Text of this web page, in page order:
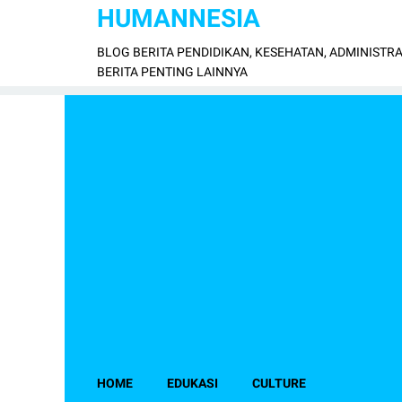
HUMANNESIA
BLOG BERITA PENDIDIKAN, KESEHATAN,
BERITA PENTING LAINNYA
HOME EDUKASI CULTURE